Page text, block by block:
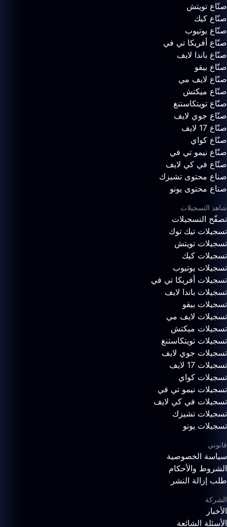
صنّاع تويتش
صنّاع كيك
صنّاع يوتيوب
صنّاع أفريكا تي في
صنّاع باندا لايف
صنّاع بيقو
صنّاع لايف مي
صنّاع ميكتش
صنّاع تويتكاستنغ
صنّاع جوي لايف
صنّاع 17 لايف
صنّاع كواي
صنّاع نيمو تي في
صنّاع في كي لايف
صناع محتوى تشيزك
صناع محتوى يونو
شاهد التسجيلات
تصفّح التسجيلات
تسجيلات تيك توك
تسجيلات تويتش
تسجيلات كيك
تسجيلات يوتيوب
تسجيلات أفريكا تي في
تسجيلات باندا لايف
تسجيلات بيقو
تسجيلات لايف مي
تسجيلات ميكتش
تسجيلات تويتكاستنغ
تسجيلات جوي لايف
تسجيلات 17 لايف
تسجيلات كواي
تسجيلات نيمو تي في
تسجيلات في كي لايف
تسجيلات تشيزك
تسجيلات يونو
قانوني
سياسة الخصوصية
الشروط والأحكام
طلب إزالة النشر
الشركة
الأخبار
الأسئلة الشائعة